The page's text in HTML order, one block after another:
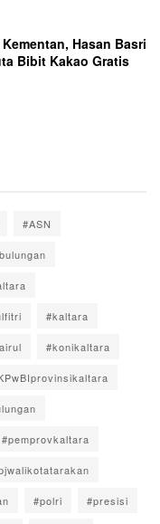
Hasan Basri
Bibit Kakao Gratis
#ASN
#kaltara
#konikaltara
#pemprovkaltara
#polri #presisi